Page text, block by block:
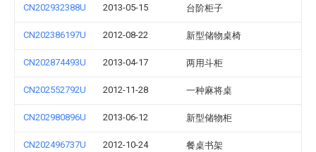
CN202932388U 2013-05-15 台阶柜子
CN202386197U 2012-08-22 新型储物桌椅
CN202874493U 2013-04-17 两用斗柜
CN202552792U 2012-11-28 一种麻将桌
CN202980896U 2013-06-12 新型储物柜
CN202496737U 2012-10-24 餐桌书架